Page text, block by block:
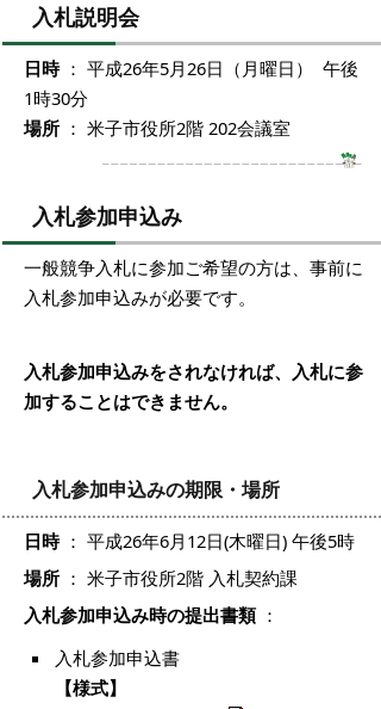
入札説明会
日時 ： 平成26年5月26日（月曜日） 午後
1時30分
場所 ： 米子市役所2階 202会議室
入札参加申込み
一般競争入札に参加ご希望の方は、事前に
入札参加申込みが必要です。
入札参加申込みをされなければ、入札に参
加することはできません。
入札参加申込みの期限・場所
日時 ： 平成26年6月12日(木曜日) 午後5時
場所 ： 米子市役所2階 入札契約課
入札参加申込み時の提出書類 ：
入札参加申込書
【様式】